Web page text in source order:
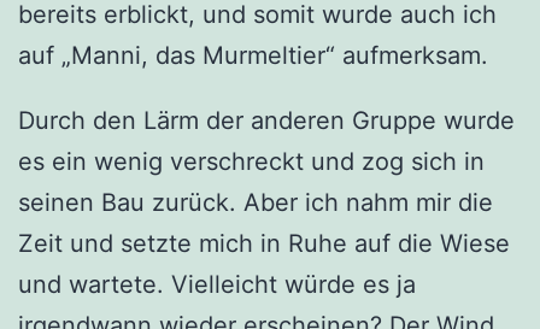
bereits erblickt, und somit wurde auch ich
auf „Manni, das Murmeltier“ aufmerksam.
Durch den Lärm der anderen Gruppe wurde
es ein wenig verschreckt und zog sich in
seinen Bau zurück. Aber ich nahm mir die
Zeit und setzte mich in Ruhe auf die Wiese
und wartete. Vielleicht würde es ja